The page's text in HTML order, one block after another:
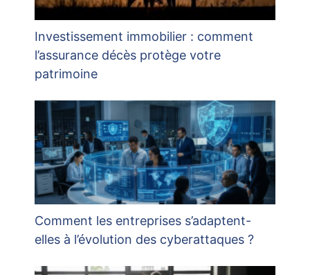
Investissement immobilier : comment
l’assurance décès protège votre
patrimoine
Comment les entreprises s’adaptent-
elles à l’évolution des cyberattaques ?